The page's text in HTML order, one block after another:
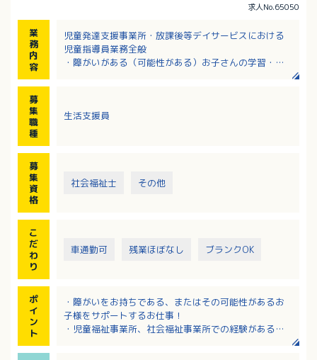
求人No.65050
業
務
内
容
児童発達支援事業所・放課後等デイサービスにおける
児童指導員業務全般
・障がいがある（可能性がある）お子さんの学習・生
・その他、事業所の定める業務（事務作業等）
募
集
職
種
生活支援員
募
集
資
格
社会福祉士 その他
こ
だ
わ
り
車通勤可 残業ほぼなし ブランクOK
ポ
イ
ン
ト
・障がいをお持ちである、またはその可能性があるお
子様をサポートするお仕事！
・児童福祉事業所、社会福祉事業所での経験がある方